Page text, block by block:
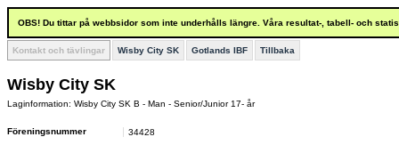
OBS! Du tittar på webbsidor som inte underhålls längre. Våra resultat-, tabell- och
Kontakt och tävlingar Wisby City SK Gotlands IBF Tillbaka
Wisby City SK
Laginformation: Wisby City SK B - Man - Senior/Junior 17- år
Föreningsnummer
34428